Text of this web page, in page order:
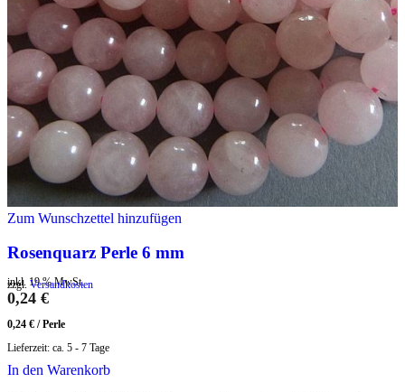
Zum Wunschzettel hinzufügen
Rosenquarz Perle 6 mm
inkl. 19 % MwSt.
zzgl. Versandkosten
0,24 €
0,24 € /Perle
Lieferzeit: ca. 5 - 7 Tage
In den Warenkorb